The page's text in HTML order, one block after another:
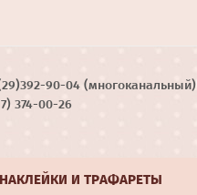
90-04 (многоканальный)
374-00-26
НАКЛЕЙКИ И ТРАФАРЕТЫ